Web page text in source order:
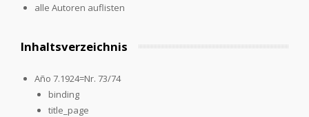
alle Autoren auflisten
Inhaltsverzeichnis
Año 7.1924=Nr. 73/74
binding
title_page